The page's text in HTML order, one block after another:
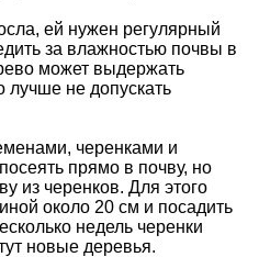
ей нужен регулярный
за влажностью почвы в
может выдержать
лучше не допускать
черенками и
прямо в почву, но
из черенков. Для этого
около 20 см и посадить
недель черенки
новые деревья.